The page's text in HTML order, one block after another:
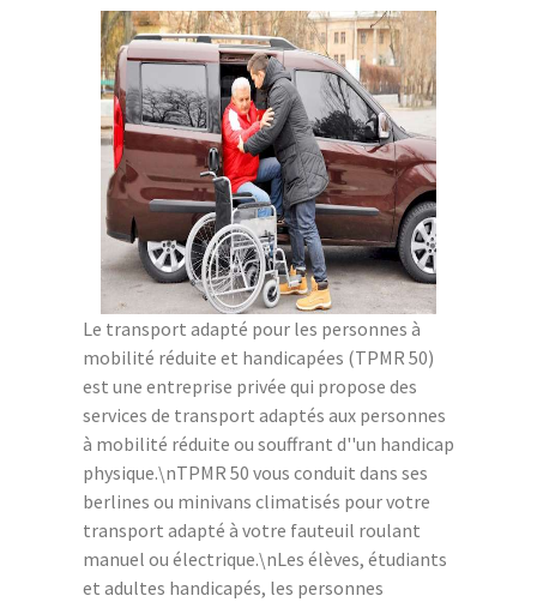
Le transport adapté pour les personnes à
mobilité réduite et handicapées (TPMR 50)
est une entreprise privée qui propose des
services de transport adaptés aux personnes
à mobilité réduite ou souffrant d''un handicap
physique.\nTPMR 50 vous conduit dans ses
berlines ou minivans climatisés pour votre
transport adapté à votre fauteuil roulant
manuel ou électrique.\nLes élèves, étudiants
et adultes handicapés, les personnes